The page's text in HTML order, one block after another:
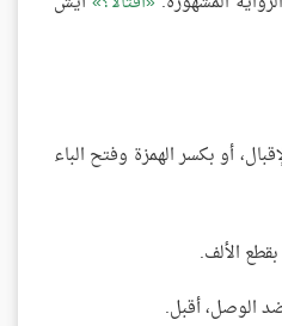
أو بكسر الهمزة وفتح الباء
الألف.
الوصل، أقبل.